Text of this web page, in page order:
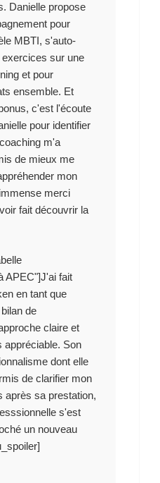
Danielle propose
pour
MBTI, s'auto-
sur une
et pour
ensemble. Et
c'est l'écoute
pour identifier
m'a
de mieux me
mon
merci
fait découvrir la
APEC"]J'ai fait
en tant que
de
claire et
appréciable. Son
dont elle
de clarifier mon
après sa prestation,
s'est
un nouveau